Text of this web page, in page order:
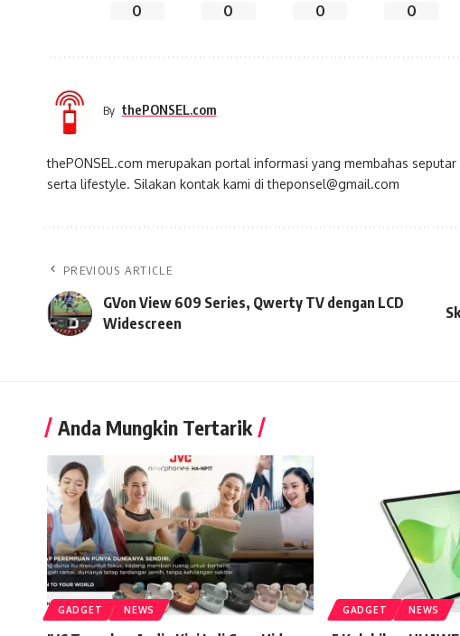
0 0 0 0
By thePONSEL.com
thePONSEL.com merupakan portal informasi yang membahas
serta lifestyle. Silakan kontak kami di theponsel@gmail.com
PREVIOUS ARTICLE
GVon View 609 Series, Qwerty TV dengan LCD
Widescreen
Anda Mungkin Tertarik
GADGET NEWS GADGET NEWS